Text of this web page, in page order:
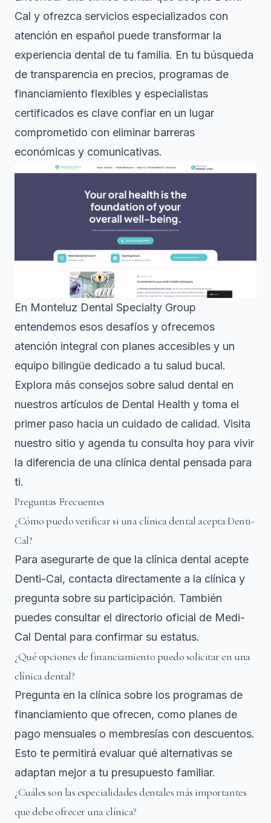
Cal y ofrezca servicios especializados con
atención en español puede transformar la
experiencia dental de tu familia. En tu búsqueda
de transparencia en precios, programas de
financiamiento flexibles y especialistas
certificados es clave confiar en un lugar
comprometido con eliminar barreras
económicas y comunicativas.
En Monteluz Dental Specialty Group
entendemos esos desafíos y ofrecemos
atención integral con planes accesibles y un
equipo bilingüe dedicado a tu salud bucal.
Explora más consejos sobre salud dental en
nuestros artículos de Dental Health y toma el
primer paso hacia un cuidado de calidad. Visita
nuestro sitio y agenda tu consulta hoy para vivir
la diferencia de una clínica dental pensada para
ti.
Preguntas Frecuentes
¿Cómo puedo verificar si una clínica dental acepta Denti-
Cal?
Para asegurarte de que la clínica dental acepte
Denti-Cal, contacta directamente a la clínica y
pregunta sobre su participación. También
puedes consultar el directorio oficial de Medi-
Cal Dental para confirmar su estatus.
¿Qué opciones de financiamiento puedo solicitar en una
clínica dental?
Pregunta en la clínica sobre los programas de
financiamiento que ofrecen, como planes de
pago mensuales o membresías con descuentos.
Esto te permitirá evaluar qué alternativas se
adaptan mejor a tu presupuesto familiar.
¿Cuáles son las especialidades dentales más importantes
que debe ofrecer una clínica?